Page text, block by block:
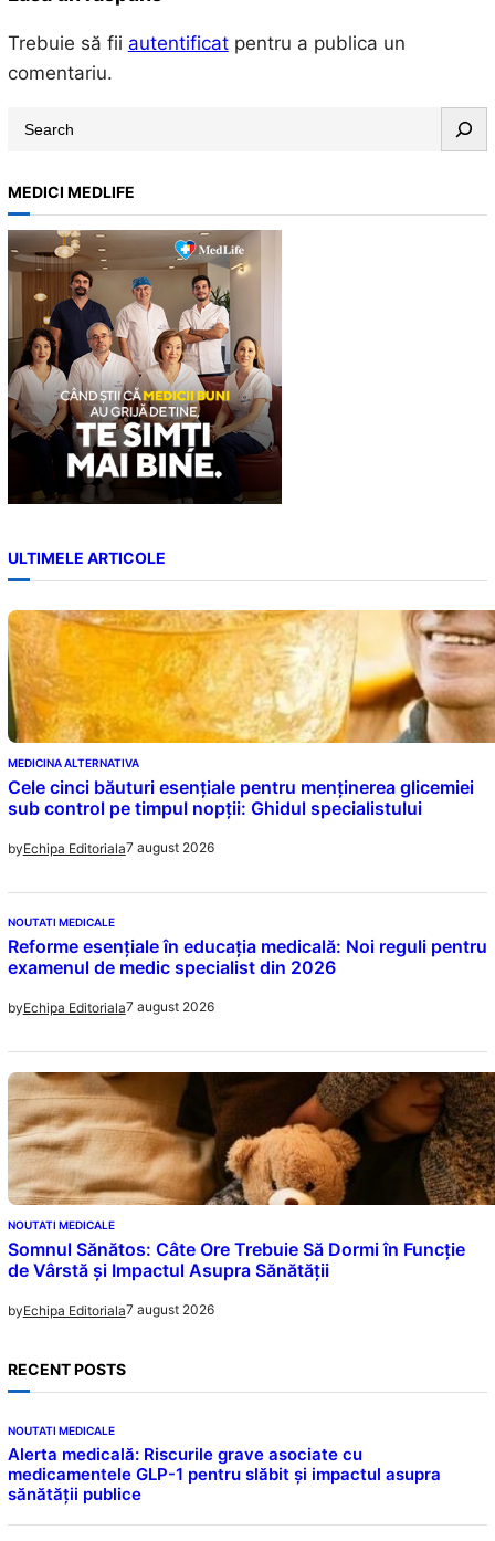
Trebuie să fii autentificatpentru a publica un
comentariu.
a
r
c
h
MEDICI MEDLIFE
ULTIMELE ARTICOLE
MEDICINA ALTERNATIVA
Cele cinci băuturi esențiale pentru menținerea glicemiei
sub control pe timpul nopții: Ghidul specialistului
byEchipa Editoriala7 august 2026
NOUTATI MEDICALE
Reforme esențiale în educația medicală: Noi reguli pentru
examenul de medic specialist din 2026
byEchipa Editoriala7 august 2026
NOUTATI MEDICALE
Somnul Sănătos: Câte Ore Trebuie Să Dormi în Funcție
de Vârstă și Impactul Asupra Sănătății
byEchipa Editoriala7 august 2026
RECENT POSTS
NOUTATI MEDICALE
Alerta medicală: Riscurile grave asociate cu
medicamentele GLP-1 pentru slăbit și impactul asupra
sănătății publice